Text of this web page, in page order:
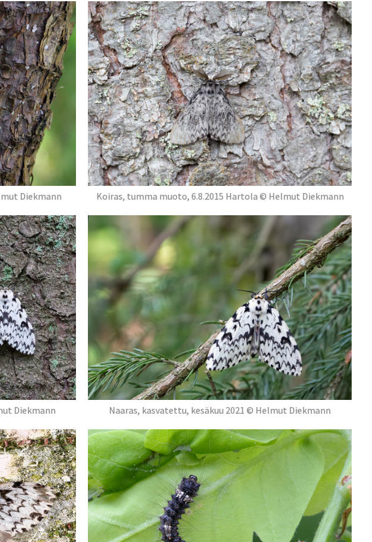
Diekmann Koiras, tumma muoto, 6.8.2015 Hartola © Helmut Diekmann
Diekmann Naaras, kasvatettu, kesäkuu 2021 © Helmut Diekmann